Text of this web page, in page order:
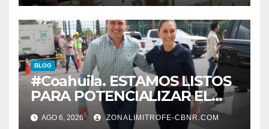
las 11 de la mañana*
BLOG
#Coahuila. ESTAMOS LISTOS
PARA POTENCIALIZAR EL
GAS COAHUILA: MANOLO
AGO 6, 2026 ZONALIMITROFE-CBNR.COM